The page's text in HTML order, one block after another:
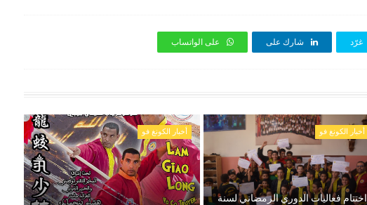
غرّد شارك على على الواتساب
أخبار الكونغ فو
اختتام فعاليات الدوري الرمضاني لسنة
أخبار الكونغ فو